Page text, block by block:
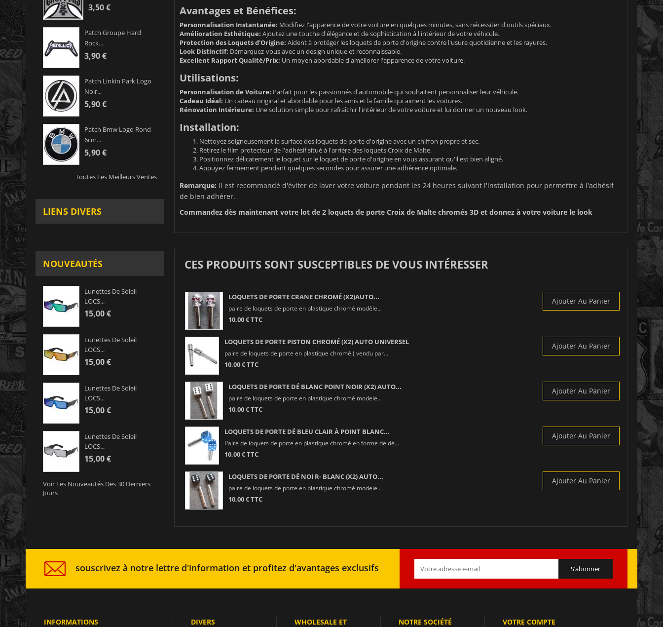
3,50 €
Patch Groupe Hard
Rock...
3,90 €
Patch Linkin Park Logo
Noir...
5,90 €
Patch Bmw Logo Rond
6cm...
5,90 €
Toutes Les Meilleurs Ventes
LIENS DIVERS
NOUVEAUTÉS
Lunettes De Soleil
LOCS...
15,00 €
Lunettes De Soleil
LOCS...
15,00 €
Lunettes De Soleil
LOCS...
15,00 €
Lunettes De Soleil
LOCS...
15,00 €
Voir Les Nouveautés Des 30 Derniers
Jours
Avantages et Bénéfices:
Personnalisation Instantanée: Modifiez l'apparence de votre voiture en quelques minutes, sans nécessiter d'outils spéciaux.
Amélioration Esthétique: Ajoutez une touche d'élégance et de sophistication à l'intérieur de votre véhicule.
Protection des Loquets d'Origine: Aident à protéger les loquets de porte d'origine contre l'usure quotidienne et les rayures.
Look Distinctif: Démarquez-vous avec un design unique et reconnaissable.
Excellent Rapport Qualité/Prix: Un moyen abordable d'améliorer l'apparence de votre voiture.
Utilisations:
Personnalisation de Voiture: Parfait pour les passionnés d'automobile qui souhaitent personnaliser leur véhicule.
Cadeau Idéal: Un cadeau original et abordable pour les amis et la famille qui aiment les voitures.
Rénovation Intérieure: Une solution simple pour rafraîchir l'intérieur de votre voiture et lui donner un nouveau look.
Installation:
Nettoyez soigneusement la surface des loquets de porte d'origine avec un chiffon propre et sec.
Retirez le film protecteur de l'adhésif situé à l'arrière des loquets Croix de Malte.
Positionnez délicatement le loquet sur le loquet de porte d'origine en vous assurant qu'il est bien aligné.
Appuyez fermement pendant quelques secondes pour assurer une adhérence optimale.
Remarque: Il est recommandé d'éviter de laver votre voiture pendant les 24 heures suivant l'installation pour permettre à l'adhésif
de bien adhérer.
Commandez dès maintenant votre lot de 2 loquets de porte Croix de Malte chromés 3D et donnez à votre voiture le look
CES PRODUITS SONT SUSCEPTIBLES DE VOUS INTÉRESSER
LOQUETS DE PORTE CRANE CHROMÉ (X2)AUTO...
paire de loquets de porte en plastique chromé modèle...
10,00 € TTC
Ajouter Au Panier
LOQUETS DE PORTE PISTON CHROMÉ (X2) AUTO UNIVERSEL
paire de loquets de porte en plastique chromé ( vendu par...
10,00 € TTC
Ajouter Au Panier
LOQUETS DE PORTE DÉ BLANC POINT NOIR (X2) AUTO...
paire de loquets de porte en plastique chromé modele...
10,00 € TTC
Ajouter Au Panier
LOQUETS DE PORTE DÉ BLEU CLAIR À POINT BLANC...
Paire de loquets de porte en plastique chromé en forme de dé...
10,00 € TTC
Ajouter Au Panier
LOQUETS DE PORTE DÉ NOI R- BLANC (X2) AUTO...
paire de loquets de porte en plastique chromé modele...
10,00 € TTC
Ajouter Au Panier
souscrivez à notre lettre d'information et profitez d'avantages exclusifs
INFORMATIONS DIVERS
WHOLESALE ET
NOTRE SOCIÉTÉ VOTRE COMPTE